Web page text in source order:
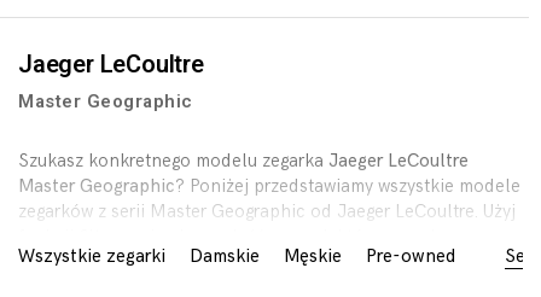
Jaeger LeCoultre
Master Geographic
Szukasz konkretnego modelu zegarka Jaeger LeCoultre
Master Geographic? Poniżej przedstawiamy wszystkie modele
zegarków z serii Master Geographic od Jaeger LeCoultre. Użyj
Wszystkie zegarki
Damskie Męskie Pre-owned